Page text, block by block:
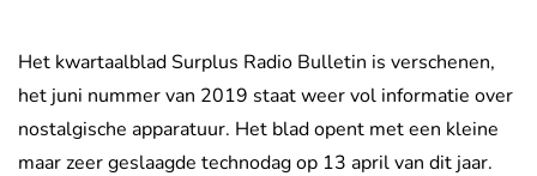
Het kwartaalblad Surplus Radio Bulletin is verschenen,
het juni nummer van 2019 staat weer vol informatie over
nostalgische apparatuur. Het blad opent met een kleine
maar zeer geslaagde technodag op 13 april van dit jaar.